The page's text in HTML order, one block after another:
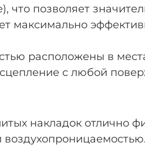
позволяет
максимально
расположены в
с любой
накладок отлично
воздухопроницаемостью.